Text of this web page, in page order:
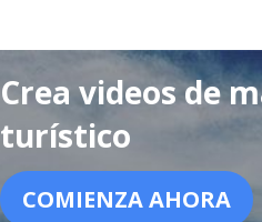
Crea videos de
turístico
COMIENZA AHORA